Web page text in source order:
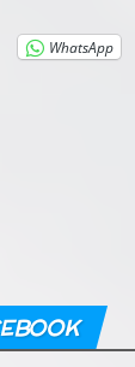
WhatsApp